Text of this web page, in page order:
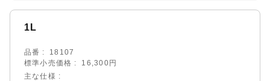
1L
品番
18107
標準小売価格
16,300円
主な仕様